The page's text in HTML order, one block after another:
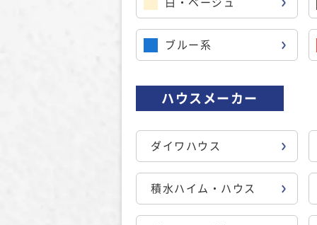
白・ベージュ
ブルー系
ハウスメーカー
ダイワハウス
積水ハイム・ハウス